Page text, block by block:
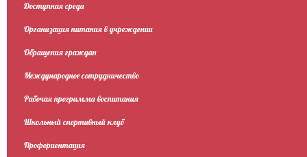
Доступная среда
Организация питания в учреждении
Обращения граждан
Международное сотрудничество
Рабочая программа воспитания
Школьный спортивный клуб
Профориентация